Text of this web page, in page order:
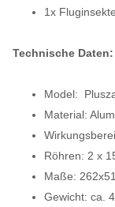
1x
Technische Daten:
Model:
Material:
Röhren: 2 x
Maße:
Gewicht: ca.